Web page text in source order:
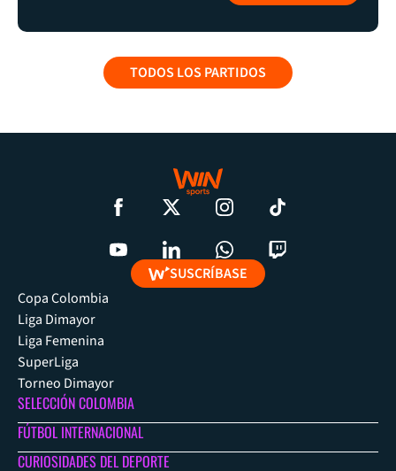
TODOS LOS PARTIDOS
SUSCRÍBASE
Copa Colombia
Liga Dimayor
Liga Femenina
SuperLiga
Torneo Dimayor
SELECCIÓN COLOMBIA
FÚTBOL INTERNACIONAL
CURIOSIDADES DEL DEPORTE